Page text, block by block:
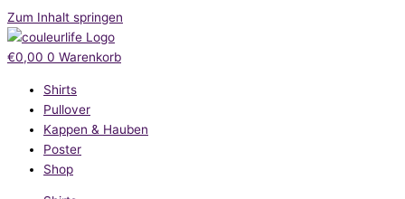
Zum Inhalt springen
€0,00 0 Warenkorb
Shirts
Pullover
Kappen & Hauben
Poster
Shop